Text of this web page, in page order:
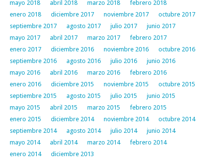
mayo 2018
abril 2018 marzo 2018
febrero 2018
enero 2018
diciembre 2017 noviembre 2017
octubre 2017
septiembre 2017
agosto 2017 julio 2017
junio 2017
mayo 2017
abril 2017 marzo 2017
febrero 2017
enero 2017
diciembre 2016 noviembre 2016
octubre 2016
septiembre 2016
agosto 2016 julio 2016
junio 2016
mayo 2016
abril 2016 marzo 2016
febrero 2016
enero 2016
diciembre 2015 noviembre 2015
octubre 2015
septiembre 2015
agosto 2015 julio 2015
junio 2015
mayo 2015
abril 2015 marzo 2015
febrero 2015
enero 2015
diciembre 2014 noviembre 2014
octubre 2014
septiembre 2014
agosto 2014 julio 2014
junio 2014
mayo 2014
abril 2014 marzo 2014
febrero 2014
enero 2014
diciembre 2013